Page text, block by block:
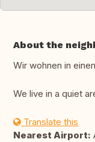
About the
Wir wohnen in
We live in a quiet
Translate this
Nearest Airport: